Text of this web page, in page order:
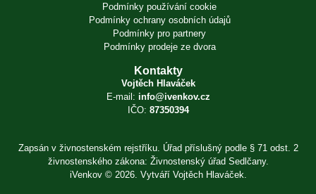
Podmínky používání cookie
Podmínky ochrany osobních údajů
Podmínky pro partnery
Podmínky prodeje ze dvora
Kontakty
Vojtěch Hlaváček
E-mail: info@ivenkov.cz
IČO: 87350394
Zapsán v živnostenském rejstříku. Úřad příslušný podle § 71 odst. 2
živnostenského zákona: Živnostenský úřad Sedlčany.
iVenkov © 2026. Vytváří Vojtěch Hlaváček